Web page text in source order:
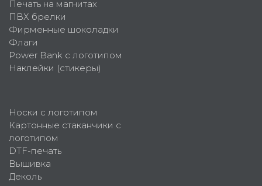
Печать на магнитах
ПВХ брелки
Фирменные шоколадки
Флаги
Power Bank с логотипом
Наклейки (стикеры)
Носки с логотипом
Картонные стаканчики с
логотипом
DTF-печать
Вышивка
Деколь